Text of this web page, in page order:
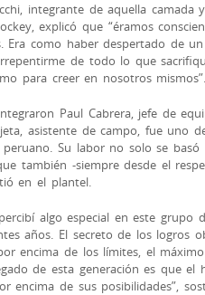
integrante de aquella camada
explicó que “éramos
Era como haber despertado de
de todo lo que
para creer en nosotros mismos”.
Paul Cabrera, jefe de
asistente de campo, fue uno
Su labor no solo se
también -siempre desde el
en el plantel.
algo especial en este grupo
años. El secreto de los logros
encima de los límites, el
de esta generación es que el
encima de sus posibilidades”,